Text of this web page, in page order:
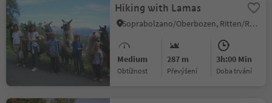
Hiking with Lamas
Soprabolzano/Oberbozen, Ritten/Renon, Bolzano/Bozen and environs
Medium
Obtížnost
287 m
Převýšení
3h:00 Min
doba trvání